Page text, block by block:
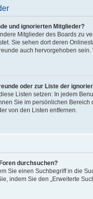
und ignorierten Mitglieder?
Mitglieder des Boards zu
Sie sehen dort deren
auch hervorgehoben
oder zur Liste der
Listen setzen: In jedem
Sie im persönlichen
von den Listen entfernen.
durchsuchen?
Sie einen Suchbegriff in die
indem Sie den „Erweiterte